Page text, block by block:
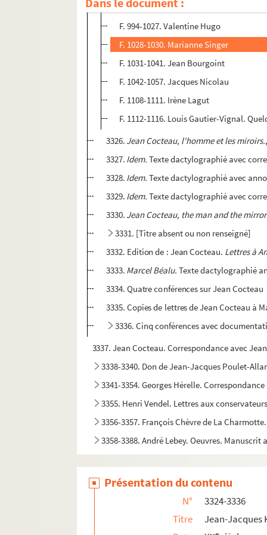
F. 894-938. Louis Jouvet
F. 994-1027. Valentine Hugo
F. 1028-1030. Marianne Singer
F. 1031-1041. Jean Bourgoint
F. 1042-1057. Jacques Nicolau
F. 1108-1111. Irène Lagut
F. 1112-1116. Louis Gautier-Vignal.
3326. Jean Cocteau, l'homme et les miroirs.
3327. Idem. Texte dactylographié avec
3328. Idem. Texte dactylographié avec
3329. Idem. Texte dactylographié avec
3330. Jean Cocteau, the man and the mirror
3331. [Titre absent ou non renseigné]
3332. Edition de : Jean Cocteau. Lettres à
3333. Marcel Béalu. Texte dactylographié
3334. Quatre conférences sur Jean Cocteau
3335. Copies de lettres de Jean Cocteau à
3336. Cinq conférences avec
3337. Jean Cocteau. Correspondance avec
3338-3340. Don de Jean-Jacques Poulet-
3341-3354. Georges Hérelle.
3355. Henri Vendel. Lettres aux
3356-3357. François Chèvre de La
3358-3388. André Lebey. Oeuvres.
3406. Traité de l'intercession du prophète
3407-3420. Legs de Mgr. Joseph Roserot de
3421-3433. Legs de Jean-Camille Niel
Présentation du contenu
N°
3324-3336
Titre
Jean-